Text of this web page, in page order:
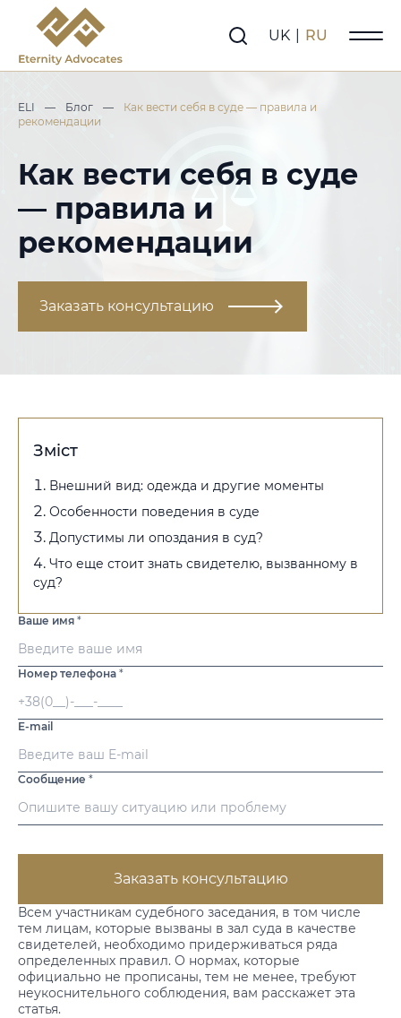
UK RU
ELI — Блог —
Как вести себя в суде — правила и
рекомендации
Как вести себя в суде
— правила и
рекомендации
Заказать консультацию
Всем участникам судебного заседания, в том числе
тем лицам, которые вызваны в зал суда в качестве
свидетелей, необходимо придерживаться ряда
определенных правил. О нормах, которые
официально не прописаны, тем не менее, требуют
неукоснительного соблюдения, вам расскажет эта
статья.
Зміст
Внешний вид: одежда и другие моменты
Особенности поведения в суде
Допустимы ли опоздания в суд?
Что еще стоит знать свидетелю, вызванному в
суд?
Ваше имя *
Номер телефона *
E-mail
Сообщение *
Заказать консультацию